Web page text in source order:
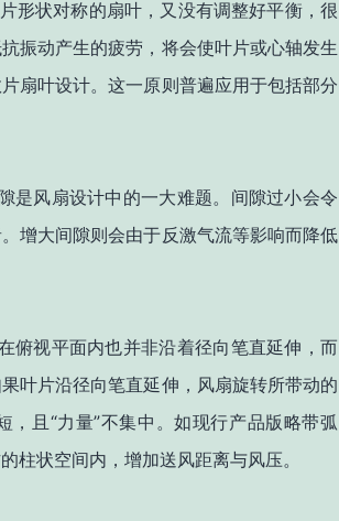
形状对称的扇叶，又没有调整好平衡，很
振动产生的疲劳，将会使叶片或心轴发生
扇叶设计。这一原则普遍应用于包括部分
是风扇设计中的一大难题。间隙过小会令
增大间隙则会由于反激气流等影响而降低
俯视平面内也并非沿着径向笔直延伸，而
叶片沿径向笔直延伸，风扇旋转所带动的
，且 “力量”不集中。如现行产品版略带弧
柱状空间内，增加送风距离与风压。